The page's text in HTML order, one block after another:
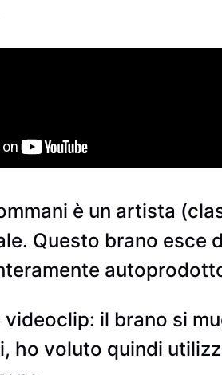
è un artista
Questo brano esce
il brano si
ho voluto quindi